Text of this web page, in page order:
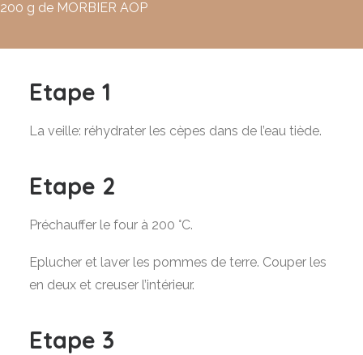
200 g de MORBIER AOP
Etape 1
La veille: réhydrater les cèpes dans de l’eau tiède.
Etape 2
Préchauffer le four à 200 °C.
Eplucher et laver les pommes de terre. Couper les
en deux et creuser l’intérieur.
Etape 3